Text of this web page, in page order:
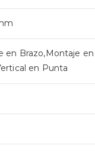
en Brazo,Montaje
en Punta